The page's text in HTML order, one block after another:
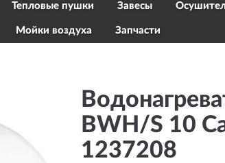
Тепловые пушки Завесы
Мойки воздуха Запчасти
BWH/S 10
1237208